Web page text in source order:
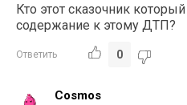
Кто этот сказочник
содержание к этому ДТП?
Ответить 0
Cosmos